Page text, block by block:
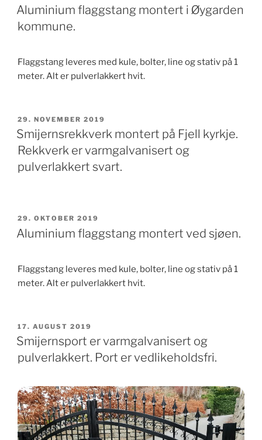
Aluminium flaggstang montert i Øygarden
kommune.
Flaggstang leveres med kule, bolter, line og stativ på 1
meter. Alt er pulverlakkert hvit.
PUBLISERT
29. NOVEMBER 2019
Smijernsrekkverk montert på Fjell kyrkje.
Rekkverk er varmgalvanisert og
pulverlakkert svart.
PUBLISERT
29. OKTOBER 2019
Aluminium flaggstang montert ved sjøen.
Flaggstang leveres med kule, bolter, line og stativ på 1
meter. Alt er pulverlakkert hvit.
PUBLISERT
17. AUGUST 2019
Smijernsport er varmgalvanisert og
pulverlakkert. Port er vedlikeholdsfri.